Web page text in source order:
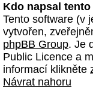
Kdo napsal
Tento software (v
vytvořen,
phpBB Group. Je
Public Licence a
informací klikněte
Návrat nahoru